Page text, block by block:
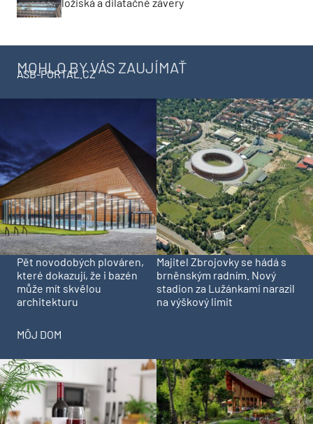
MOHLO BY VÁS ZAUJÍMAŤ
ASB-PORTAL.CZ
Pět novodobých plováren,
které dokazují, že i bazén
může mít skvělou
architekturu
Majitel Zbrojovky se hádá s
brněnským radním. Nový
stadion za Lužánkami narazil
na výškový limit
MÔJ DOM